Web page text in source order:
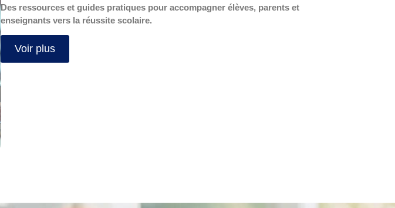
Des ressources et guides pratiques pour accompagner élèves, parents et
enseignants vers la réussite scolaire.
Voir plus